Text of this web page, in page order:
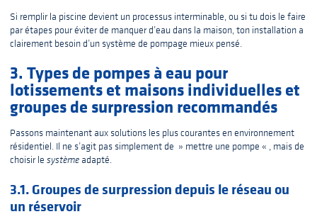
Si remplir la piscine devient un processus interminable, ou si tu dois le faire
par étapes pour éviter de manquer d’eau dans la maison, ton installation a
clairement besoin d’un système de pompage mieux pensé.
3. Types de pompes à eau pour
lotissements et maisons individuelles et
groupes de surpression recommandés
Passons maintenant aux solutions les plus courantes en environnement
résidentiel. Il ne s’agit pas simplement de » mettre une pompe « , mais de
choisir le système adapté.
3.1. Groupes de surpression depuis le réseau ou
un réservoir